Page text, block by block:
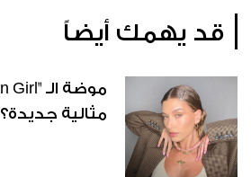
قد يهمك أيضاً
مثالية جديدة؟